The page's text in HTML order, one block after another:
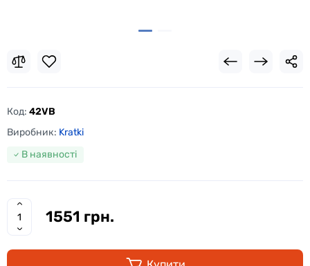
Код: 42VB
Виробник: Kratki
В наявності
1551 грн.